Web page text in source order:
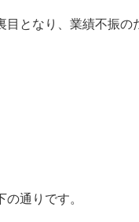
目となり、業績不振
通りです。